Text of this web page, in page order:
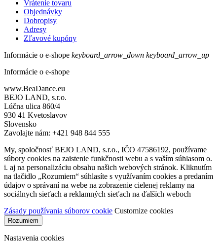
Vrátenie tovaru
Objednávky
Dobropisy
Adresy
Zľavové kupóny
Informácie o e-shope keyboard_arrow_down keyboard_arrow_up
Informácie o e-shope
www.BeaDance.eu
BEJO LAND, s.r.o.
Lúčna ulica 860/4
930 41 Kvetoslavov
Slovensko
Zavolajte nám: +421 948 844 555
My, spoločnosť BEJO LAND, s.r.o., IČO 47586192, používame
súbory cookies na zaistenie funkčnosti webu a s vaším súhlasom o.
i. aj na personalizáciu obsahu našich webových stránok. Kliknutím
na tlačidlo „Rozumiem“ súhlasíte s využívaním cookies a predaním
údajov o správaní na webe na zobrazenie cielenej reklamy na
sociálnych sieťach a reklamných sieťach na ďalších weboch
Zásady používania súborov cookie Customize cookies
Rozumiem
Nastavenia cookies